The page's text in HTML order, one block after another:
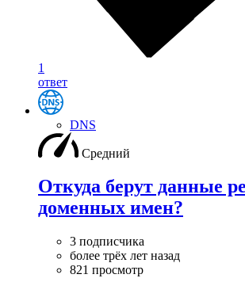
1
ответ
DNS
Средний
Откуда берут данные
доменных имен?
3 подписчика
более трёх лет назад
821 просмотр